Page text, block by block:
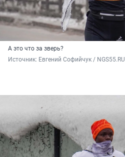
А это что за зверь?
Источник: Евгений Софийчук / NGS55.RU